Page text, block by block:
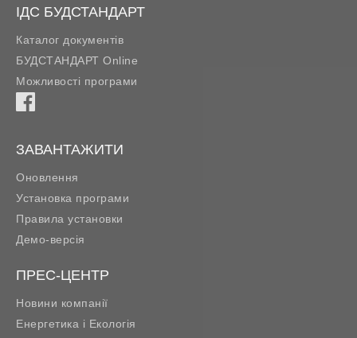
ІДС БУДСТАНДАРТ
Каталог документів
БУДСТАНДАРТ Online
Можливості програми
ЗАВАНТАЖИТИ
Оновлення
Установка програми
Правила установки
Демо-версія
ПРЕС-ЦЕНТР
Новини компанії
Енергетика і Екологія